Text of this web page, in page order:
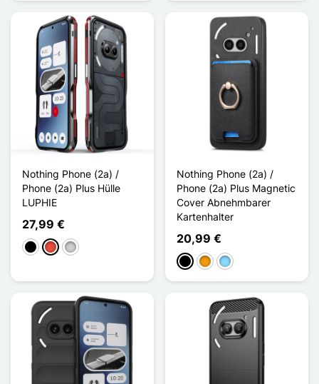
Nothing Phone (2a) /
Phone (2a) Plus Hülle
LUPHIE
27,99 €
Schwarz
Rot Silber
Nothing Phone (2a) /
Phone (2a) Plus Magnetic
Cover Abnehmbarer
Kartenhalter
20,99 €
Schwarz
OrangeHellblau